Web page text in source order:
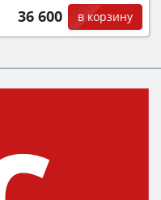
36 600 в корзину